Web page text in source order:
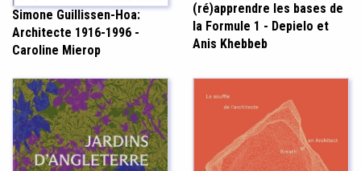
Simone Guillissen-Hoa:
Architecte 1916-1996 -
Caroline Mierop
(ré)apprendre les bases de
la Formule 1 - Depielo et
Anis Khebbeb